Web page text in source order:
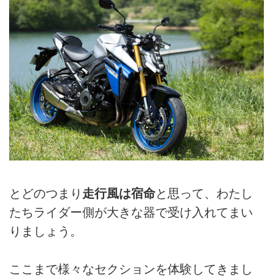
とどのつまり 走行風は宿命と思って、わたし
たちライダー側が大きな器で受け入れてまい
りましょう。
ここまで様々なセクションを体験してきまし